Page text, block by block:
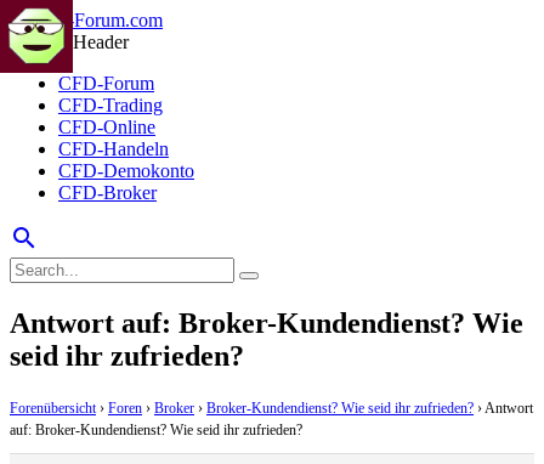
CFD-Forum
CFD-Trading
CFD-Online
CFD-Handeln
CFD-Demokonto
CFD-Broker
search
Antwort auf: Broker-Kundendienst? Wie
seid ihr zufrieden?
Forenübersicht › Foren › Broker › Broker-Kundendienst? Wie seid ihr zufrieden? ›Antwort
auf: Broker-Kundendienst? Wie seid ihr zufrieden?